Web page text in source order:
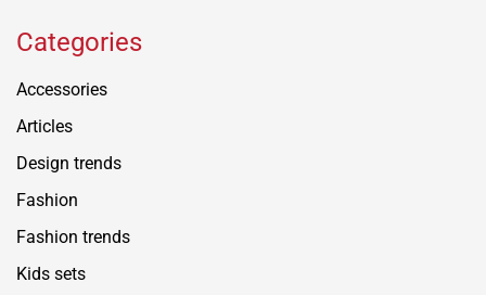
Categories
Accessories
Articles
Design trends
Fashion
Fashion trends
Kids sets